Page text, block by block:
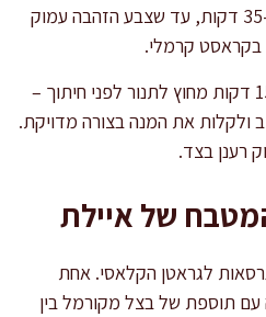
את הכיסוי ואופים עוד 35-40 דקות, עד שצבע הזהבה עמוק
בקראסט קרמלי.
מניחים לגראטן לנוח 15-20 דקות מחוץ לתנור לפני חיתוך –
ולקלות את המנה בצורה מדויקת.
רענן בצד.
של איילת
לגראטן הקלאסי. אחת
עם תוספת של בצל מקורמל בין